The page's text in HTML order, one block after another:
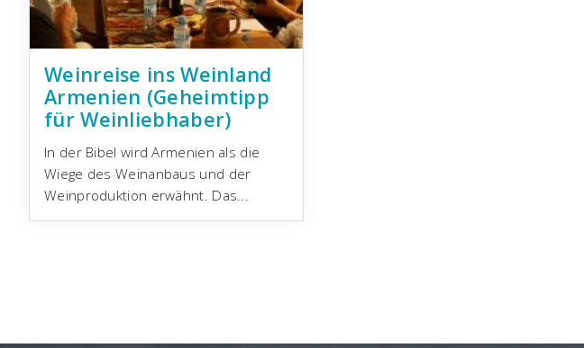
Weinreise ins Weinland
Armenien (Geheimtipp
für Weinliebhaber)
In der Bibel wird Armenien als die
Wiege des Weinanbaus und der
Weinproduktion erwähnt. Das...